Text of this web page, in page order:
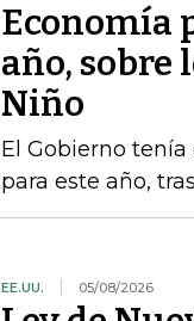
Economía
año, sobre
Niño
El Gobierno
para este año,
EE.UU. 05/08/2026